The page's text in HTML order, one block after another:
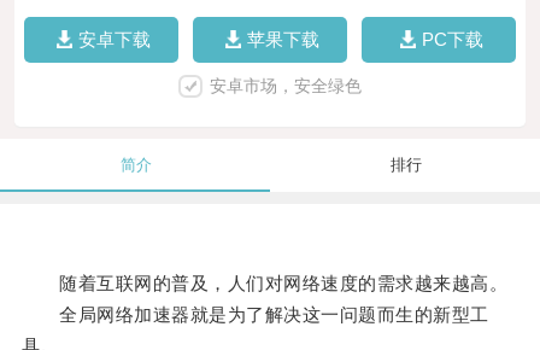
安卓下载 苹果下载 PC下载
安卓市场，安全绿色
简介 排行
随着互联网的普及，人们对网络速度的需求越来越高。
全局网络加速器就是为了解决这一问题而生的新型工